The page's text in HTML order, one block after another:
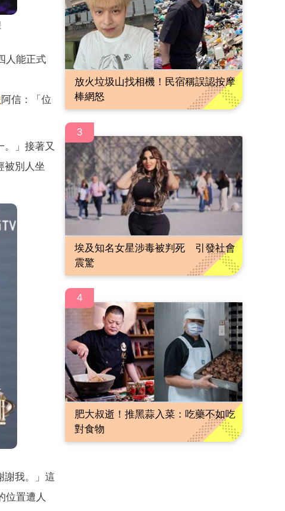
人能正式
阿信：「位
。」接著又
被別人坐
謝我。」這
位置遭人
放火垃圾山找相機！民宿稱誤認按摩
棒網怒
3
埃及知名女星涉毒被判死 引發社會
震驚
4
肥大叔逝！推黑蒜入菜：吃藥不如吃
對食物